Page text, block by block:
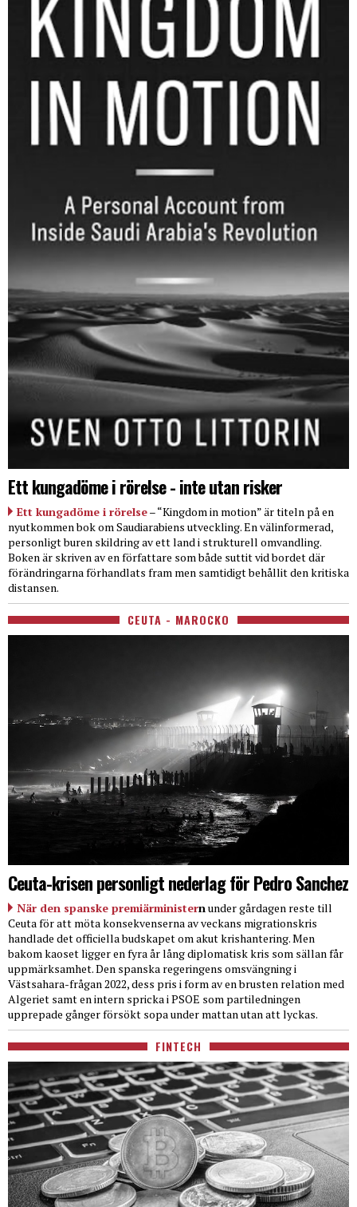
Ett kungadöme i rörelse - inte utan risker
Ett kungadöme i rörelse– “Kingdom in motion” är titeln på en
nyutkommen bok om Saudiarabiens utveckling. En välinformerad,
personligt buren skildring av ett land i strukturell omvandling.
Boken är skriven av en författare som både suttit vid bordet där
förändringarna förhandlats fram men samtidigt behållit den kritiska
distansen.
CEUTA - MAROCKO
Ceuta-krisen personligt nederlag för Pedro Sanchez
När den spanske premiärministernunder gårdagen reste till
Ceuta för att möta konsekvenserna av veckans migrationskris
handlade det officiella budskapet om akut krishantering. Men
bakom kaoset ligger en fyra år lång diplomatisk kris som sällan får
uppmärksamhet. Den spanska regeringens omsvängning i
Västsahara-frågan 2022, dess pris i form av en brusten relation med
Algeriet samt en intern spricka i PSOE som partiledningen
upprepade gånger försökt sopa under mattan utan att lyckas.
FINTECH